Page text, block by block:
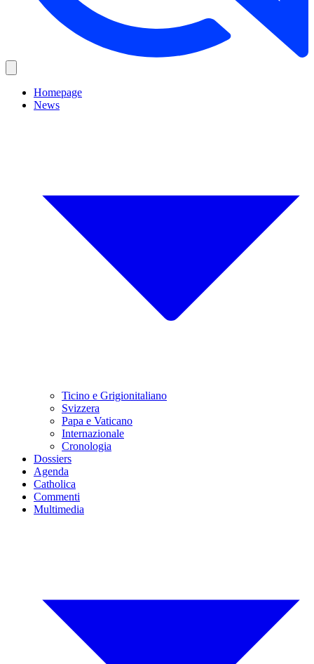
Homepage
News
Ticino e Grigionitaliano
Svizzera
Papa e Vaticano
Internazionale
Cronologia
Dossiers
Agenda
Catholica
Commenti
Multimedia